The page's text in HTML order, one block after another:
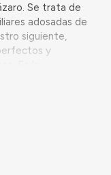
Se trata de
adosadas de
siguiente,
y
alterado
viviendas.